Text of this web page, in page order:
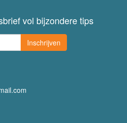
vol bijzondere tips
Inschrijven